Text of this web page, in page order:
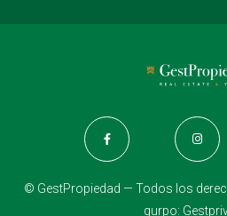
© GestPropiedad — Todos los
gurpo: